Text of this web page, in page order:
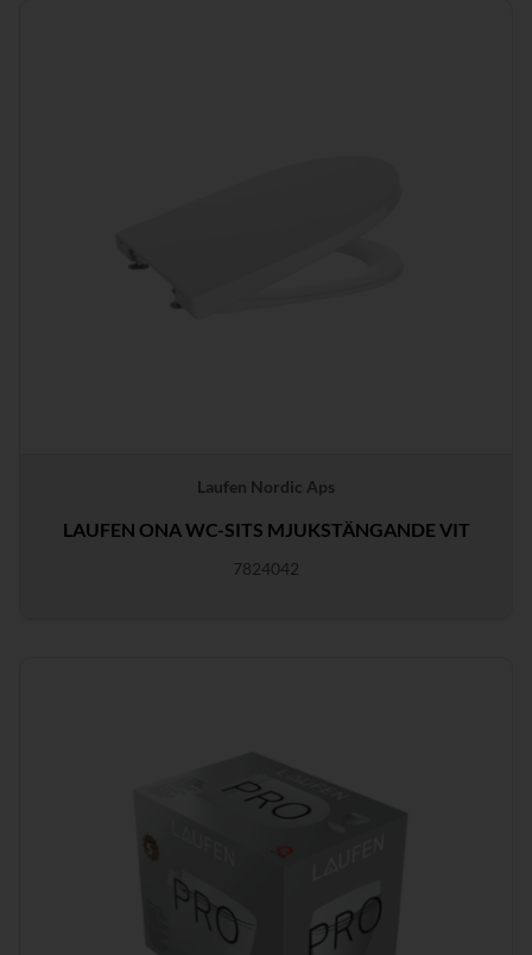
Laufen Nordic Aps
LAUFEN ONA WC-SITS MJUKSTÄNGANDE VIT
7824042